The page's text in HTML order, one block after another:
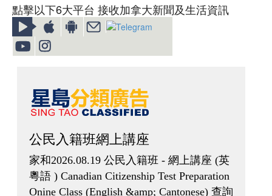
點擊以下6大平台 接收加拿大新聞及生活資訊